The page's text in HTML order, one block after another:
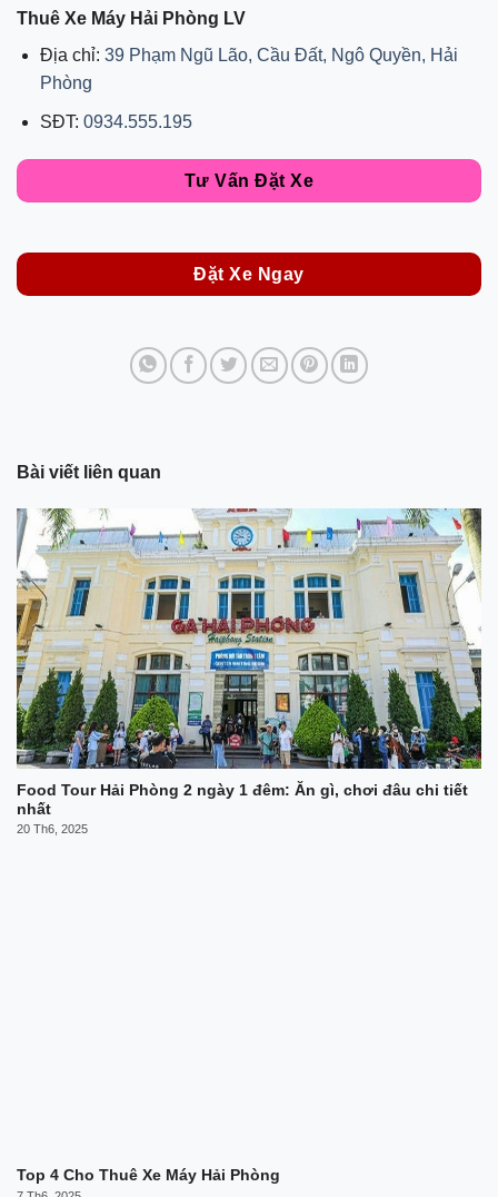
Thuê Xe Máy Hải Phòng LV
Địa chỉ: 39 Phạm Ngũ Lão, Cầu Đất, Ngô Quyền, Hải
Phòng
SĐT: 0934.555.195
Tư Vấn Đặt Xe
Đặt Xe Ngay
Bài viết liên quan
Food Tour Hải Phòng 2 ngày 1 đêm: Ăn gì, chơi đâu chi tiết
nhất
20 Th6, 2025
Top 4 Cho Thuê Xe Máy Hải Phòng